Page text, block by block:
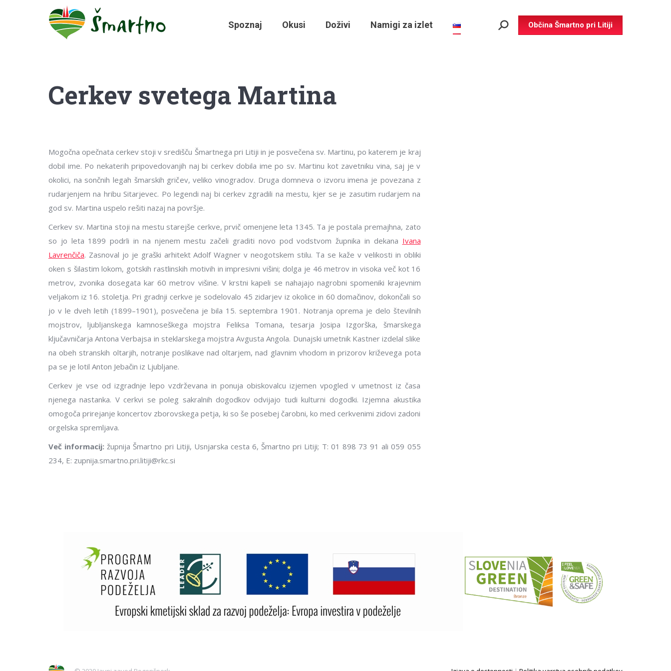
Spoznaj Okusi Doživi Namigi za izlet Search: Občina Šmartno pri Litiji
Cerkev svetega Martina
Mogočna opečnata cerkev stoji v središču Šmartnega pri Litiji in je posvečena sv. Martinu, po katerem je kraj
dobil ime. Po nekaterih pripovedovanjih naj bi cerkev dobila ime po sv. Martinu kot zavetniku vina, saj je v
okolici, na sončnih legah šmarskih gričev, veliko vinogradov. Druga domneva o izvoru imena je povezana z
rudarjenjem na hribu Sitarjevec. Po legendi naj bi cerkev zgradili na mestu, kjer se je zasutim rudarjem na
god sv. Martina uspelo rešiti nazaj na površje.
Cerkev sv. Martina stoji na mestu starejše cerkve, prvič omenjene leta 1345. Ta je postala premajhna, zato
so jo leta 1899 podrli in na njenem mestu začeli graditi novo pod vodstvom župnika in dekana Ivana
Lavrenčiča. Zasnoval jo je graški arhitekt Adolf Wagner v neogotskem stilu. Ta se kaže v velikosti in obliki
oken s šilastim lokom, gotskih rastlinskih motivih in impresivni višini; dolga je 46 metrov in visoka več kot 16
metrov, zvonika dosegata kar 60 metrov višine. V krstni kapeli se nahajajo nagrobni spomeniki krajevnim
veljakom iz 16. stoletja. Pri gradnji cerkve je sodelovalo 45 zidarjev iz okolice in 60 domačinov, dokončali so
jo v le dveh letih (1899–1901), posvečena je bila 15. septembra 1901. Notranja oprema je delo številnih
mojstrov, ljubljanskega kamnoseškega mojstra Feliksa Tomana, tesarja Josipa Izgorška, šmarskega
ključavničarja Antona Verbajsa in steklarskega mojstra Avgusta Angola. Dunajski umetnik Kastner izdelal slike
na obeh stranskih oltarjih, notranje poslikave nad oltarjem, nad glavnim vhodom in prizorov križevega pota
pa se je lotil Anton Jebačin iz Ljubljane.
Cerkev je vse od izgradnje lepo vzdrževana in ponuja obiskovalcu izjemen vpogled v umetnost iz časa
njenega nastanka. V cerkvi se poleg sakralnih dogodkov odvijajo tudi kulturni dogodki. Izjemna akustika
omogoča prirejanje koncertov zborovskega petja, ki so še posebej čarobni, ko med cerkvenimi zidovi zadoni
orgelska spremljava.
Več informacij: župnija Šmartno pri Litiji, Usnjarska cesta 6, Šmartno pri Litiji; T: 01 898 73 91 ali 059 055
234, E: zupnija.smartno.pri.litiji@rkc.si